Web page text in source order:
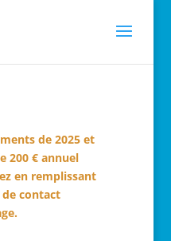
de 2025 et
200 € annuel
en remplissant
contact